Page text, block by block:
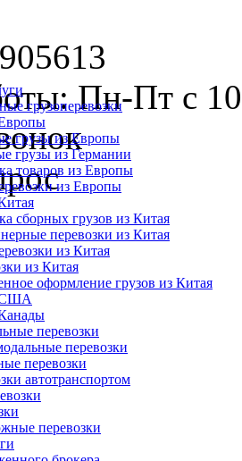
грузоперевозки
грузы из Европы
грузы из Германии
товаров из Европы
из Европы
сборных грузов из Китая
перевозки из Китая
из Китая
из Китая
оформление грузов из Китая
США
перевозки
перевозки
перевозки
автотранспортом
перевозки
Пн-Пт с